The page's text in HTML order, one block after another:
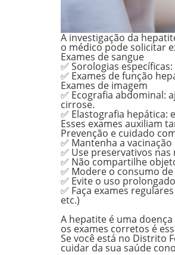
A investigação da
o médico pode solicitar
Exames de sangue
✅ Sorologias
✅ Exames de função
Exames de imagem
✅ Ecografia abdominal:
cirrose.
✅ Elastografia hepática:
Esses exames auxiliam
Prevenção e cuidado
✅ Mantenha a
✅ Use preservativos nas
✅ Não compartilhe
✅ Modere o consumo
✅ Evite o uso
✅ Faça exames
etc.)
A hepatite é uma
os exames corretos é
Se você está no Distrito
cuidar da sua saúde